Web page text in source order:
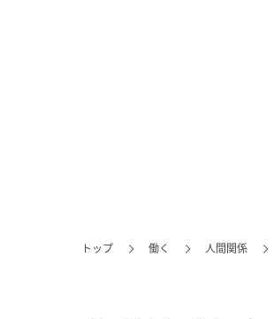
トップ 働く 人間関係